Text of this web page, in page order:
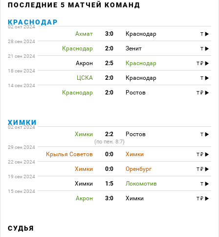
ПОСЛЕДНИЕ 5 МАТЧЕЙ КОМАНД
КРАСНОДАР
02 окт 2024
Ахмат 3:0 Краснодар
T
28 сен 2024
Краснодар 2:0 Зенит
T
21 сен 2024
Акрон 2:5 Краснодар
T
18 сен 2024
ЦСКА 2:0 Краснодар
T
14 сен 2024
Краснодар 2:0 Ростов T
ХИМКИ
02 окт 2024
Химки 2:2 Ростов T
(по пен. 8:7)
29 сен 2024
Крылья Советов 0:0 Химки
T
22 сен 2024
Химки 0:0 Оренбург
T
19 сен 2024
Химки 1:5 Локомотив
T
15 сен 2024
Акрон 3:0 Химки T
СУДЬЯ